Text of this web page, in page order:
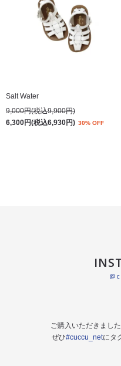
Salt Water
9,000円(税込9,900円)
6,300円(税込6,930円) 30% OFF
ご購入いただきまし
ぜひ#cuccu_netにタ